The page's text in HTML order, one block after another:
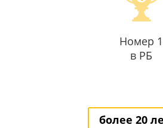
Номер 1
в РБ
более 20